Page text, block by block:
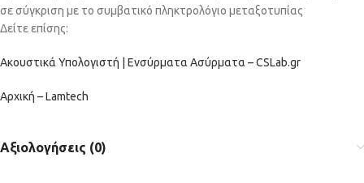
σε σύγκριση με το συμβατικό πληκτρολόγιο μεταξοτυπίας
Δείτε επίσης:
Ακουστικά Υπολογιστή | Ενσύρματα Ασύρματα – CSLab.gr
Αρχική – Lamtech
Αξιολογήσεις (0)